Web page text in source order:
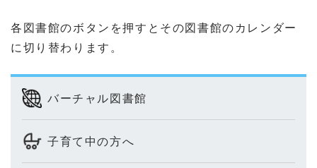
各図書館のボタンを押すとその図書館のカレンダー
に切り替わります。
バーチャル図書館
子育て中の方へ